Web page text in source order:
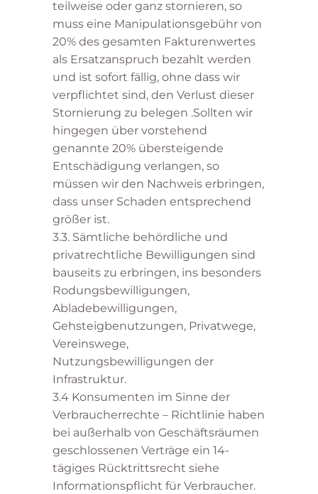
teilweise oder ganz stornieren, so
muss eine Manipulationsgebühr von
20% des gesamten Fakturenwertes
als Ersatzanspruch bezahlt werden
und ist sofort fällig, ohne dass wir
verpflichtet sind, den Verlust dieser
Stornierung zu belegen .Sollten wir
hingegen über vorstehend
genannte 20% übersteigende
Entschädigung verlangen, so
müssen wir den Nachweis erbringen,
dass unser Schaden entsprechend
größer ist.
3.3. Sämtliche behördliche und
privatrechtliche Bewilligungen sind
bauseits zu erbringen, ins besonders
Rodungsbewilligungen,
Abladebewilligungen,
Gehsteigbenutzungen, Privatwege,
Vereinswege,
Nutzungsbewilligungen der
Infrastruktur.
3.4 Konsumenten im Sinne der
Verbraucherrechte – Richtlinie haben
bei außerhalb von Geschäftsräumen
geschlossenen Verträge ein 14-
tägiges Rücktrittsrecht siehe
Informationspflicht für Verbraucher.